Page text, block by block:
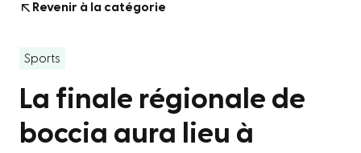
Revenir à la catégorie
Sports
La finale régionale de
boccia aura lieu à